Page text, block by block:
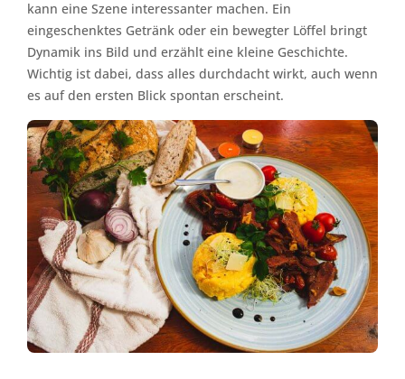
kann eine Szene interessanter machen. Ein
eingeschenktes Getränk oder ein bewegter Löffel bringt
Dynamik ins Bild und erzählt eine kleine Geschichte.
Wichtig ist dabei, dass alles durchdacht wirkt, auch wenn
es auf den ersten Blick spontan erscheint.